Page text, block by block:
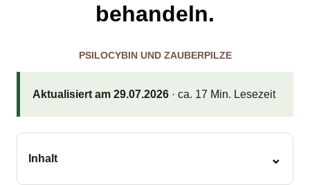
behandeln.
PSILOCYBIN UND ZAUBERPILZE
Aktualisiert am 29.07.2026· ca. 17 Min. Lesezeit
Inhalt